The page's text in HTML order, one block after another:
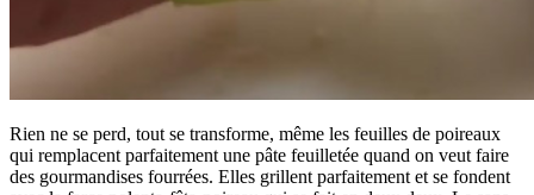
Rien ne se perd, tout se transforme, même les feuilles de poireaux
qui remplacent parfaitement une pâte feuilletée quand on veut faire
des gourmandises fourrées. Elles grillent parfaitement et se fondent